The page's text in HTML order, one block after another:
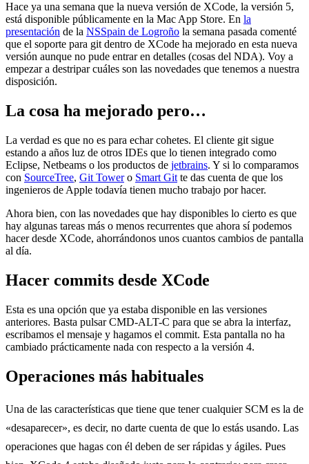
Hace ya una semana que la nueva versión de XCode, la versión 5,
está disponible públicamente en la Mac App Store. En la
presentación de la NSSpain de Logroño la semana pasada comenté
que el soporte para git dentro de XCode ha mejorado en esta nueva
versión aunque no pude entrar en detalles (cosas del NDA). Voy a
empezar a destripar cuáles son las novedades que tenemos a nuestra
disposición.
La cosa ha mejorado pero…
La verdad es que no es para echar cohetes. El cliente git sigue
estando a años luz de otros IDEs que lo tienen integrado como
Eclipse, Netbeams o los productos de jetbrains. Y si lo comparamos
con SourceTree, Git Towero Smart Git te das cuenta de que los
ingenieros de Apple todavía tienen mucho trabajo por hacer.
Ahora bien, con las novedades que hay disponibles lo cierto es que
hay algunas tareas más o menos recurrentes que ahora sí podemos
hacer desde XCode, ahorrándonos unos cuantos cambios de pantalla
al día.
Hacer commits desde XCode
Esta es una opción que ya estaba disponible en las versiones
anteriores. Basta pulsar CMD-ALT-C para que se abra la interfaz,
escribamos el mensaje y hagamos el commit. Esta pantalla no ha
cambiado prácticamente nada con respecto a la versión 4.
Operaciones más habituales
Una de las características que tiene que tener cualquier SCM es la de
«desaparecer», es decir, no darte cuenta de que lo estás usando. Las
operaciones que hagas con él deben de ser rápidas y ágiles. Pues